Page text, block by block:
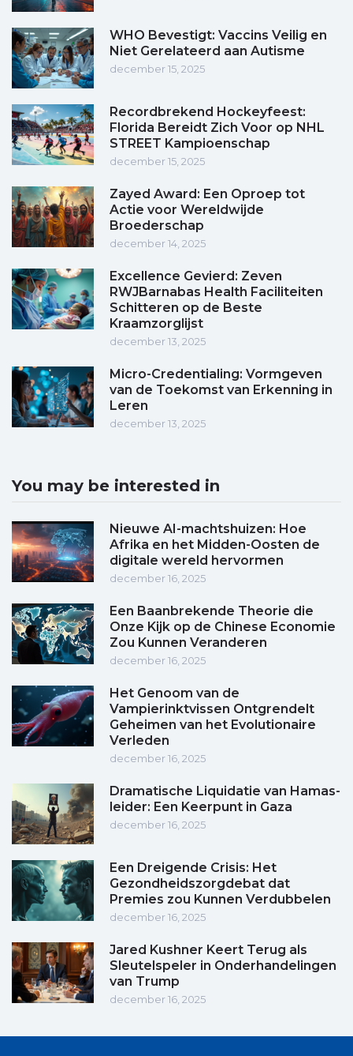
WHO Bevestigt: Vaccins Veilig en
Niet Gerelateerd aan Autisme
december 15, 2025
Recordbrekend Hockeyfeest:
Florida Bereidt Zich Voor op NHL
STREET Kampioenschap
december 15, 2025
Zayed Award: Een Oproep tot
Actie voor Wereldwijde
Broederschap
december 14, 2025
Excellence Gevierd: Zeven
RWJBarnabas Health Faciliteiten
Schitteren op de Beste
Kraamzorglijst
december 13, 2025
Micro-Credentialing: Vormgeven
van de Toekomst van Erkenning in
Leren
december 13, 2025
You may be interested in
Nieuwe AI-machtshuizen: Hoe
Afrika en het Midden-Oosten de
digitale wereld hervormen
december 16, 2025
Een Baanbrekende Theorie die
Onze Kijk op de Chinese Economie
Zou Kunnen Veranderen
december 16, 2025
Het Genoom van de
Vampierinktvissen Ontgrendelt
Geheimen van het Evolutionaire
Verleden
december 16, 2025
Dramatische Liquidatie van Hamas-
leider: Een Keerpunt in Gaza
december 16, 2025
Een Dreigende Crisis: Het
Gezondheidszorgdebat dat
Premies zou Kunnen Verdubbelen
december 16, 2025
Jared Kushner Keert Terug als
Sleutelspeler in Onderhandelingen
van Trump
december 16, 2025